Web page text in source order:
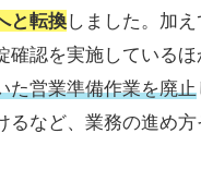
と転換しました。加
確認を実施している
た営業準備作業を廃止
るなど、業務の進め方